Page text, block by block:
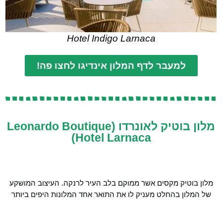
Hotel Indigo Larnaca
למעבר לדף המלון אינדיגו לחצו פה!
מלון בוטיק לאונרדו (Leonardo Boutique
Hotel Larnaca)
מלון בוטיק מקסים אשר ממוקם בלב העיר לרנקה. העיצוב המושקע
של המלון בהחלט מעניק לו את התואר אחד המלונות היפים ביותר